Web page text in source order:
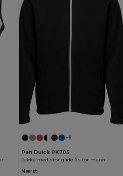
+8
Pen Duick PK705
Jakke med stor glidelås for menn
Nærst: